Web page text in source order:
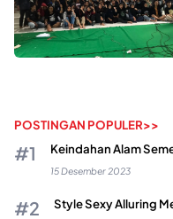
POSTINGAN POPULER>>
Keindahan Alam
15 Desember 2023
Style Sexy Alluring